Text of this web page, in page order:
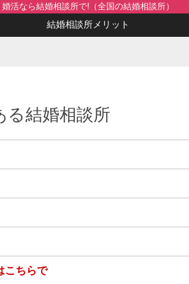
婚活なら結婚相談所で!（全国の結婚相談所）
結婚相談所メリット
る結婚相談所
こちらで